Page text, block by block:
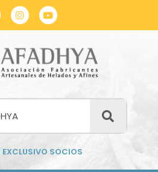
EXCLUSIVO SOCIOS